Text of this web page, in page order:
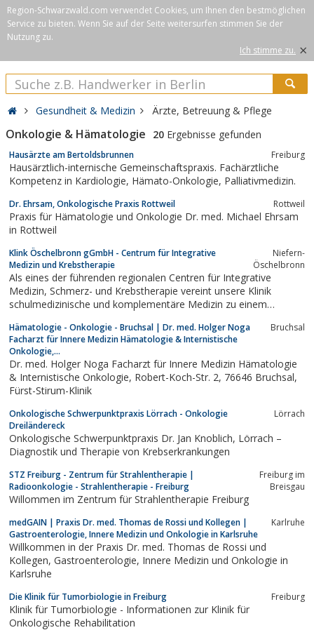
Region-Schwarzwald.com verwendet Cookies, um Ihnen den bestmöglichen
Service zu bieten. Wenn Sie auf der Seite weitersurfen stimmen Sie der
Nutzung zu.
Ich stimme zu. ×
Gesundheit & Medizin Ärzte, Betreuung & Pflege
Onkologie & Hämatologie 20 Ergebnisse gefunden
Hausärzte am Bertoldsbrunnen Freiburg
Hausärztlich-internische Gemeinschaftspraxis. Fachärztliche
Kompetenz in Kardiologie, Hämato-Onkologie, Palliativmedizin.
Dr. Ehrsam, Onkologische Praxis Rottweil Rottweil
Praxis für Hämatologie und Onkologie Dr. med. Michael Ehrsam
in Rottweil
Klink Öschelbronn gGmbH - Centrum für Integrative
Medizin und Krebstherapie
Niefern-
Öschelbronn
Als eines der führenden regionalen Centren für Integrative
Medizin, Schmerz- und Krebstherapie vereint unsere Klinik
schulmedizinische und komplementäre Medizin zu einem
Hämatologie - Onkologie - Bruchsal | Dr. med. Holger Noga
Facharzt für Innere Medizin Hämatologie & Internistische
Onkologie,...
Bruchsal
Dr. med. Holger Noga Facharzt für Innere Medizin Hämatologie
& Internistische Onkologie, Robert-Koch-Str. 2, 76646 Bruchsal,
Fürst-Stirum-Klinik
Onkologische Schwerpunktpraxis Lörrach - Onkologie
Dreiländereck
Lörrach
Onkologische Schwerpunktpraxis Dr. Jan Knoblich, Lörrach –
Diagnostik und Therapie von Krebserkrankungen
STZ Freiburg - Zentrum für Strahlentherapie |
Radioonkologie - Strahlentherapie - Freiburg
Freiburg im
Breisgau
Willommen im Zentrum für Strahlentherapie Freiburg
medGAIN | Praxis Dr. med. Thomas de Rossi und Kollegen |
Gastroenterologie, Innere Medizin und Onkologie in Karlsruhe
Karlruhe
Willkommen in der Praxis Dr. med. Thomas de Rossi und
Kollegen, Gastroenterologie, Innere Medizin und Onkologie in
Karlsruhe
Die Klinik für Tumorbiologie in Freiburg Freiburg
Klinik für Tumorbiologie - Informationen zur Klinik für
Onkologische Rehabilitation